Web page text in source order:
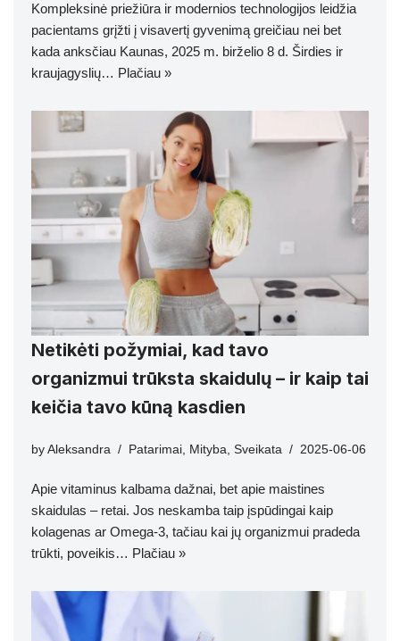
Kompleksinė priežiūra ir modernios technologijos leidžia
pacientams grįžti į visavertį gyvenimą greičiau nei bet
kada anksčiau Kaunas, 2025 m. birželio 8 d. Širdies ir
kraujagyslių… Plačiau »
Netikėti požymiai, kad tavo
organizmui trūksta skaidulų – ir kaip tai
keičia tavo kūną kasdien
by Aleksandra Patarimai, Mityba, Sveikata 2025-06-06
Apie vitaminus kalbama dažnai, bet apie maistines
skaidulas – retai. Jos neskamba taip įspūdingai kaip
kolagenas ar Omega-3, tačiau kai jų organizmui pradeda
trūkti, poveikis… Plačiau »